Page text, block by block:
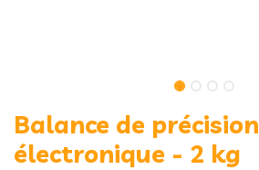
Balance de précision
électronique - 2 kg